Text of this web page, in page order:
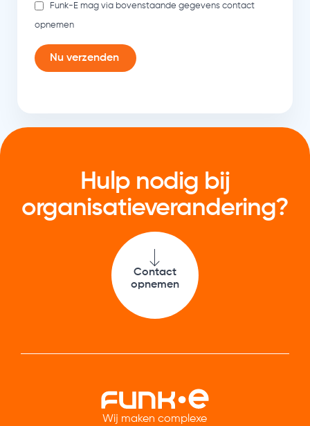
Funk-E mag via bovenstaande gegevens contact
opnemen
Nu verzenden
Hulp nodig bij
organisatie­verandering?
Contact
opnemen
Wij maken complexe